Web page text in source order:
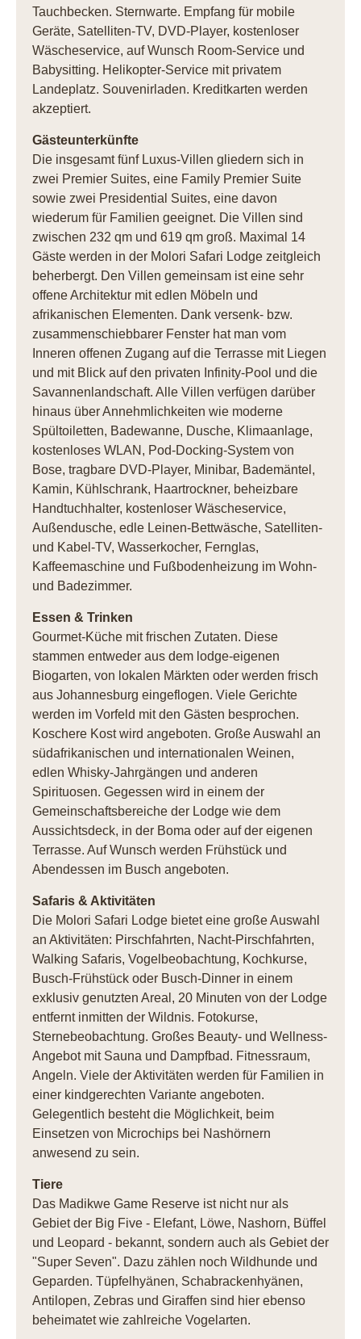
Tauchbecken. Sternwarte. Empfang für mobile
Geräte, Satelliten-TV, DVD-Player, kostenloser
Wäscheservice, auf Wunsch Room-Service und
Babysitting. Helikopter-Service mit privatem
Landeplatz. Souvenirladen. Kreditkarten werden
akzeptiert.
Gästeunterkünfte
Die insgesamt fünf Luxus-Villen gliedern sich in
zwei Premier Suites, eine Family Premier Suite
sowie zwei Presidential Suites, eine davon
wiederum für Familien geeignet. Die Villen sind
zwischen 232 qm und 619 qm groß. Maximal 14
Gäste werden in der Molori Safari Lodge zeitgleich
beherbergt. Den Villen gemeinsam ist eine sehr
offene Architektur mit edlen Möbeln und
afrikanischen Elementen. Dank versenk- bzw.
zusammenschiebbarer Fenster hat man vom
Inneren offenen Zugang auf die Terrasse mit Liegen
und mit Blick auf den privaten Infinity-Pool und die
Savannenlandschaft. Alle Villen verfügen darüber
hinaus über Annehmlichkeiten wie moderne
Spültoiletten, Badewanne, Dusche, Klimaanlage,
kostenloses WLAN, Pod-Docking-System von
Bose, tragbare DVD-Player, Minibar, Bademäntel,
Kamin, Kühlschrank, Haartrockner, beheizbare
Handtuchhalter, kostenloser Wäscheservice,
Außendusche, edle Leinen-Bettwäsche, Satelliten-
und Kabel-TV, Wasserkocher, Fernglas,
Kaffeemaschine und Fußbodenheizung im Wohn-
und Badezimmer.
Essen & Trinken
Gourmet-Küche mit frischen Zutaten. Diese
stammen entweder aus dem lodge-eigenen
Biogarten, von lokalen Märkten oder werden frisch
aus Johannesburg eingeflogen. Viele Gerichte
werden im Vorfeld mit den Gästen besprochen.
Koschere Kost wird angeboten. Große Auswahl an
südafrikanischen und internationalen Weinen,
edlen Whisky-Jahrgängen und anderen
Spirituosen. Gegessen wird in einem der
Gemeinschaftsbereiche der Lodge wie dem
Aussichtsdeck, in der Boma oder auf der eigenen
Terrasse. Auf Wunsch werden Frühstück und
Abendessen im Busch angeboten.
Safaris & Aktivitäten
Die Molori Safari Lodge bietet eine große Auswahl
an Aktivitäten: Pirschfahrten, Nacht-Pirschfahrten,
Walking Safaris, Vogelbeobachtung, Kochkurse,
Busch-Frühstück oder Busch-Dinner in einem
exklusiv genutzten Areal, 20 Minuten von der Lodge
entfernt inmitten der Wildnis. Fotokurse,
Sternebeobachtung. Großes Beauty- und Wellness-
Angebot mit Sauna und Dampfbad. Fitnessraum,
Angeln. Viele der Aktivitäten werden für Familien in
einer kindgerechten Variante angeboten.
Gelegentlich besteht die Möglichkeit, beim
Einsetzen von Microchips bei Nashörnern
anwesend zu sein.
Tiere
Das Madikwe Game Reserve ist nicht nur als
Gebiet der Big Five - Elefant, Löwe, Nashorn, Büffel
und Leopard - bekannt, sondern auch als Gebiet der
"Super Seven". Dazu zählen noch Wildhunde und
Geparden. Tüpfelhyänen, Schabrackenhyänen,
Antilopen, Zebras und Giraffen sind hier ebenso
beheimatet wie zahlreiche Vogelarten.